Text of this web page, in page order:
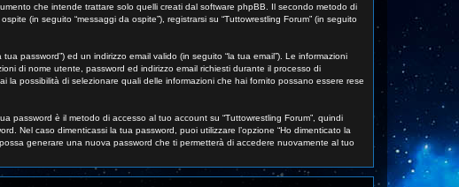
che intende trattare solo quelli creati dal software phpBB. Il secondo metodo di
(in seguito “messaggi da ospite”), registrarsi su “Tuttowrestling Forum” (in seguito
password”) ed un indirizzo email valido (in seguito “la tua email”). Le informazioni
di nome utente, password ed indirizzo email richiesti durante il processo di
la possibilità di selezionare quali delle informazioni che hai fornito possano essere rese
password è il metodo di accesso al tuo account su “Tuttowrestling Forum”, quindi
Nel caso dimenticassi la tua password, puoi utilizzare l’opzione “Ho dimenticato la
generare una nuova password che ti permetterà di accedere nuovamente al tuo